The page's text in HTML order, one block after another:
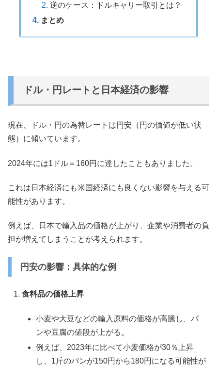
逆のケース：ドルキャリー取引とは？
まとめ
ドル・円レートと日本経済の影響
現在、ドル・円の為替レートは円安（円の価値が低い状
態）に傾いています。
2024年には1ドル＝160円に達したこともありました。
これは日本経済にも米国経済にも良くない影響を与える可
能性があります。
例えば、日本で輸入品の価格が上がり、企業や消費者の負
担が増えてしまうことが考えられます。
円安の影響：具体的な例
食料品の価格上昇
小麦や大豆などの輸入原料の価格が高騰し、パ
ンや豆腐の値段が上がる。
例えば、2023年に比べて小麦価格が30％上昇
し、1斤のパンが150円から180円になる可能性が